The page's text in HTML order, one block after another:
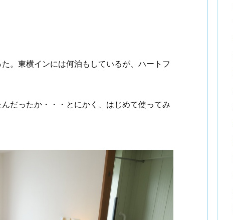
た。東横インには何泊もしているが、ハートフ
だったか・・・とにかく、はじめて使ってみ